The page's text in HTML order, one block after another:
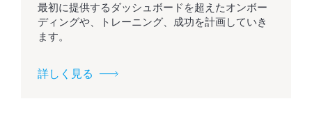
最初に提供するダッシュボードを超えたオンボー
ディングや、トレーニング、成功を計画していき
ます。
詳しく見る